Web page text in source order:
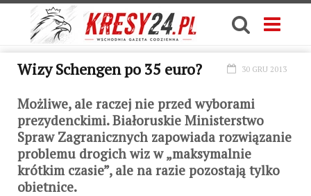
Wizy Schengen po 35 euro? 30 GRU 2013
Możliwe, ale raczej nie przed wyborami
prezydenckimi. Białoruskie Ministerstwo
Spraw Zagranicznych zapowiada rozwiązanie
problemu drogich wiz w „maksymalnie
krótkim czasie”, ale na razie pozostają tylko
obietnice.